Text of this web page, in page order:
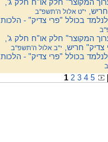
המקוצר" חלק או"ח חלק ג',
י"ט אלול ה'תשפ''ב
בכולל "פרי צדיק" - הלכות
המקוצר" חלק או"ח חלק ג',
צדיק" חריש, י"ב אלול ה'תשפ''ב
בכולל "פרי צדיק" - הלכות
1 2 3 4 5